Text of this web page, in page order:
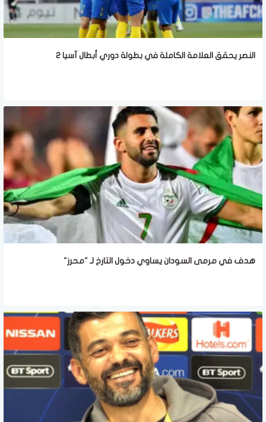
النصر يحقق العلامة الكاملة في بطولة دوري أبطال آسيا 2
هدف في مرمى السودان يساوي دخول التارخ لـ "محرز"